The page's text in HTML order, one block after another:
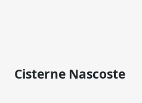
Cisterne Nascoste